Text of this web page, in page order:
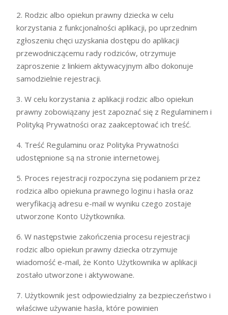
2. Rodzic albo opiekun prawny dziecka w celu
korzystania z funkcjonalności aplikacji, po uprzednim
zgłoszeniu chęci uzyskania dostępu do aplikacji
przewodniczącemu rady rodziców, otrzymuje
zaproszenie z linkiem aktywacyjnym albo dokonuje
samodzielnie rejestracji.
3. W celu korzystania z aplikacji rodzic albo opiekun
prawny zobowiązany jest zapoznać się z Regulaminem i
Polityką Prywatności oraz zaakceptować ich treść.
4. Treść Regulaminu oraz Polityka Prywatności
udostępnione są na stronie internetowej.
5. Proces rejestracji rozpoczyna się podaniem przez
rodzica albo opiekuna prawnego loginu i hasła oraz
weryfikacją adresu e-mail w wyniku czego zostaje
utworzone Konto Użytkownika.
6. W następstwie zakończenia procesu rejestracji
rodzic albo opiekun prawny dziecka otrzymuje
wiadomość e-mail, że Konto Użytkownika w aplikacji
zostało utworzone i aktywowane.
7. Użytkownik jest odpowiedzialny za bezpieczeństwo i
właściwe używanie hasła, które powinien